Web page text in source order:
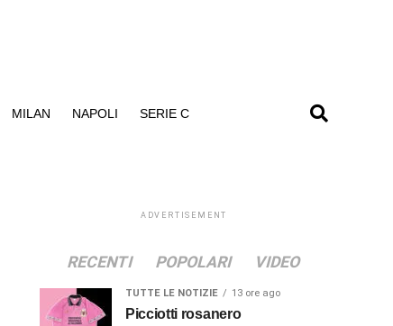
MILAN NAPOLI SERIE C
ADVERTISEMENT
RECENTI POPOLARI VIDEO
TUTTE LE NOTIZIE 13 ore ago
Picciotti rosanero